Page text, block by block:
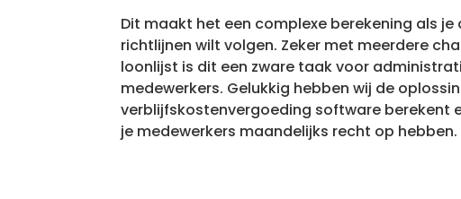
Dit maakt het een complexe berekening als je
richtlijnen wilt volgen. Zeker met meerdere
loonlijst is dit een zware taak voor
medewerkers. Gelukkig hebben wij de
verblijfskostenvergoeding software berekent
je medewerkers maandelijks recht op hebben.